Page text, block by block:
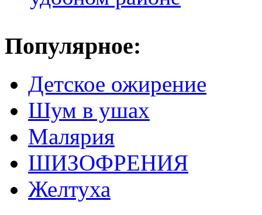
Популярное:
Детское ожирение
Шум в ушах
Малярия
ШИЗОФРЕНИЯ
Желтуха